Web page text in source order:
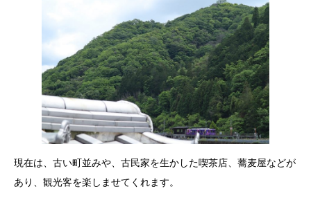
現在は、古い町並みや、古民家を生かした喫茶店、蕎麦屋などが
あり、観光客を楽しませてくれます。